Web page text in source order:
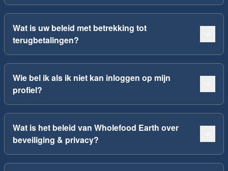
Wat is uw beleid met betrekking tot
terugbetalingen?
Wie bel ik als ik niet kan inloggen op mijn
profiel?
Wat is het beleid van Wholefood Earth over
beveiliging & privacy?